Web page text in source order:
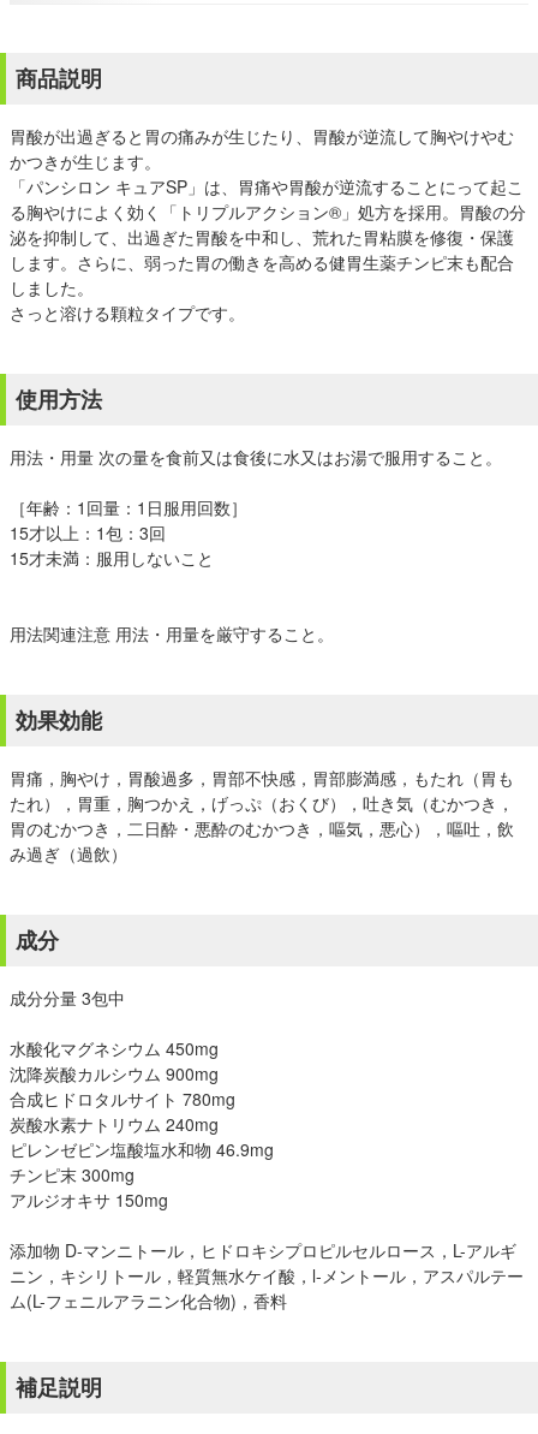
商品説明
胃酸が出過ぎると胃の痛みが生じたり、胃酸が逆流して胸やけやむ
かつきが生じます。
「パンシロン キュアSP」は、胃痛や胃酸が逆流することにって起こ
る胸やけによく効く「トリプルアクション®」処方を採用。胃酸の分
泌を抑制して、出過ぎた胃酸を中和し、荒れた胃粘膜を修復・保護
します。さらに、弱った胃の働きを高める健胃生薬チンピ末も配合
しました。
さっと溶ける顆粒タイプです。
使用方法
用法・用量 次の量を食前又は食後に水又はお湯で服用すること。
［年齢：1回量：1日服用回数］
15才以上：1包：3回
15才未満：服用しないこと
用法関連注意 用法・用量を厳守すること。
効果効能
胃痛，胸やけ，胃酸過多，胃部不快感，胃部膨満感，もたれ（胃も
たれ），胃重，胸つかえ，げっぷ（おくび），吐き気（むかつき，
胃のむかつき，二日酔・悪酔のむかつき，嘔気，悪心），嘔吐，飲
み過ぎ（過飲）
成分
成分分量 3包中
水酸化マグネシウム 450mg
沈降炭酸カルシウム 900mg
合成ヒドロタルサイト 780mg
炭酸水素ナトリウム 240mg
ピレンゼピン塩酸塩水和物 46.9mg
チンピ末 300mg
アルジオキサ 150mg
添加物 D-マンニトール，ヒドロキシプロピルセルロース，L-アルギ
ニン，キシリトール，軽質無水ケイ酸，l-メントール，アスパルテー
ム(L-フェニルアラニン化合物)，香料
補足説明